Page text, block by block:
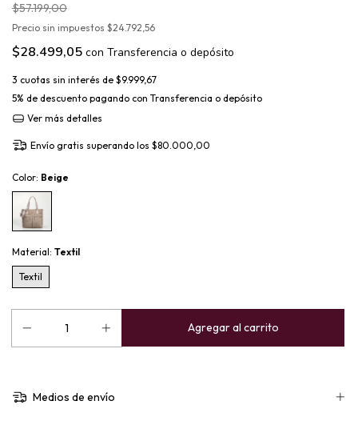
$57.199,00
Precio sin impuestos $24.792,56
$28.499,05 con Transferencia o depósito
3 cuotas sin interés de $9.999,67
5% de descuento pagando con Transferencia o depósito
Ver más detalles
Envío gratis superando los $80.000,00
Color: Beige
Material: Textil
Textil
Medios de envío